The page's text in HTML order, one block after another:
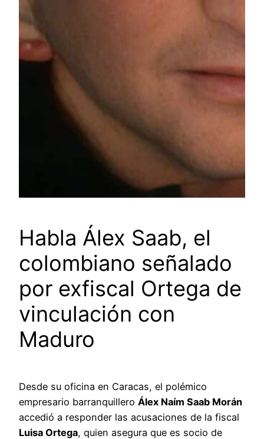
Habla Álex Saab, el
colombiano señalado
por exfiscal Ortega de
vinculación con
Maduro
Desde su oficina en Caracas, el polémico
empresario barranquillero Álex Naím Saab Morán
accedió a responder las acusaciones de la fiscal
Luisa Ortega, quien asegura que es socio de